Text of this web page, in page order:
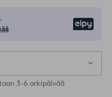
3-6 arkipäivää